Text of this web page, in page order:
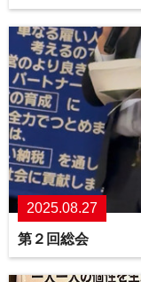
2025.08.27
第２回総会